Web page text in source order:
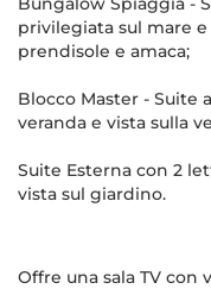
privilegiata sul mare
prendisole e amaca;
Blocco Master - Suite
veranda e vista sulla
Suite Esterna con 2
vista sul giardino.
Offre una sala TV con